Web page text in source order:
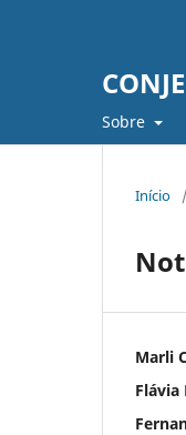
Sobre
Início /
Marli
Flávia